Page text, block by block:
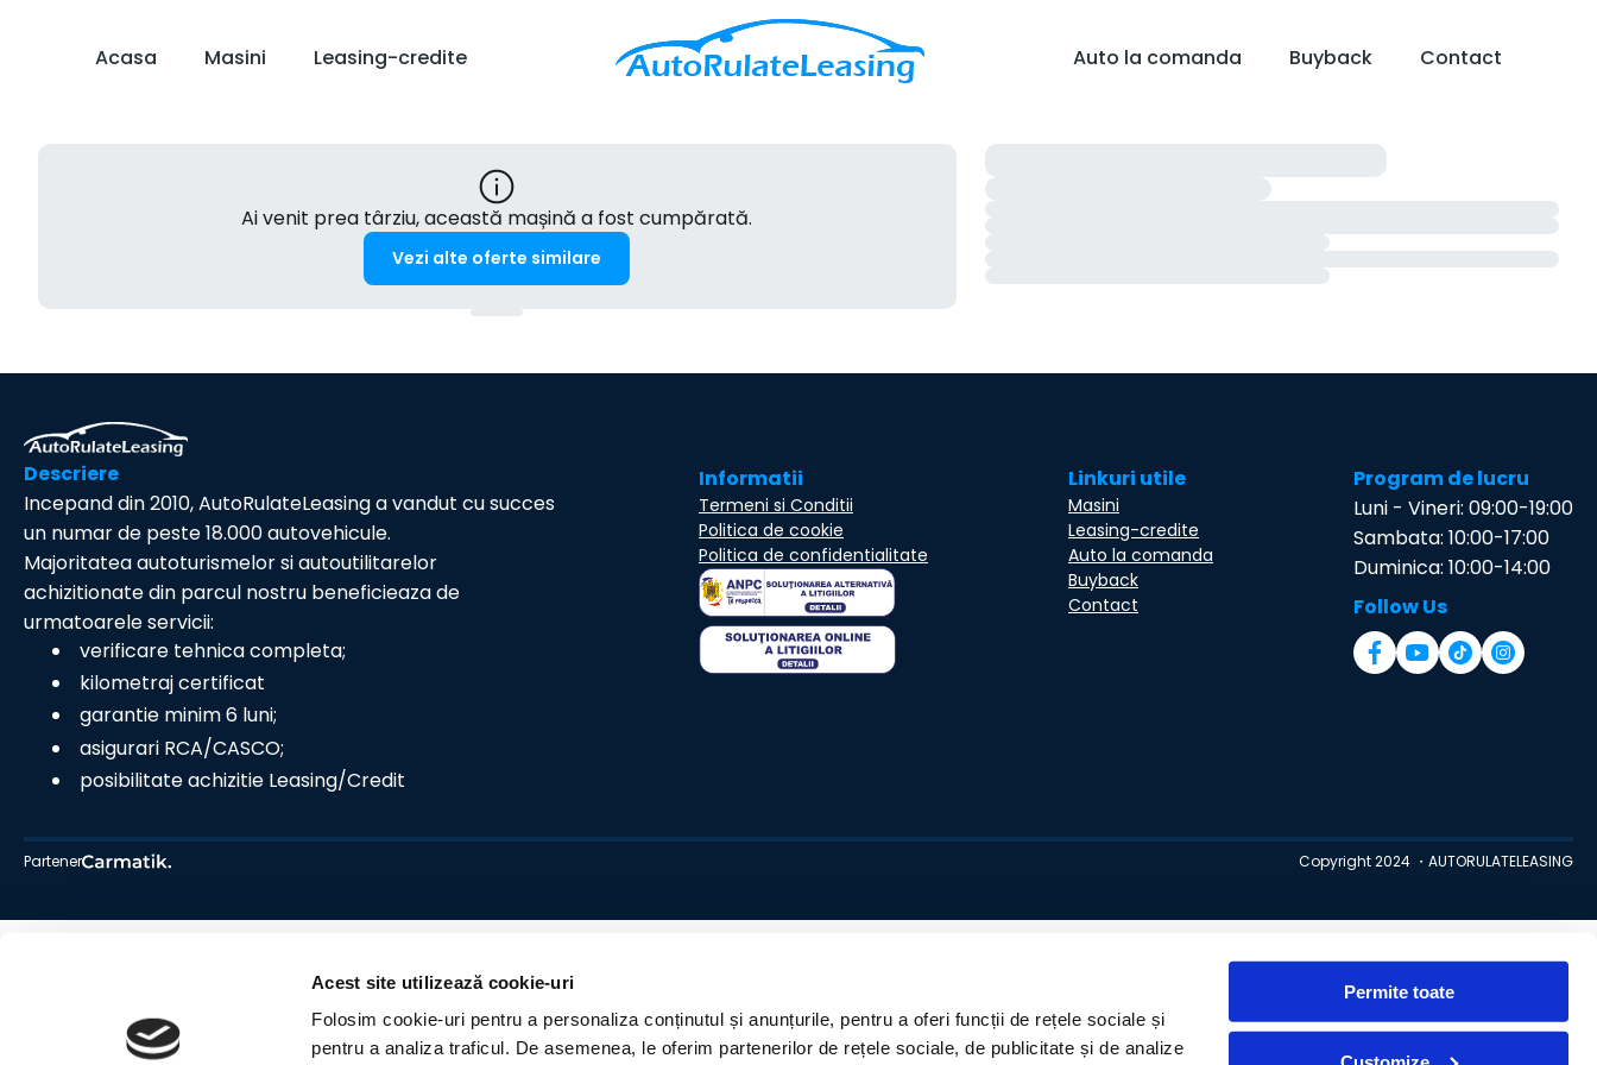
Acest site utilizează cookie-uri
Folosim cookie-uri pentru a personaliza conținutul și anunțurile, pentru a oferi funcții de rețele sociale și
pentru a analiza traficul. De asemenea, le oferim partenerilor de rețele sociale, de publicitate și de analize
Permite toate
Acasa Masini Leasing-credite Auto la comanda Buyback Contact
Ai venit prea târziu, această mașină a fost cumpărată.
Vezi alte oferte similare
Descriere
Incepand din 2010, AutoRulateLeasing a vandut cu succes
un numar de peste 18.000 autovehicule.
Majoritatea autoturismelor si autoutilitarelor
achizitionate din parcul nostru beneficieaza de
urmatoarele servicii:
verificare tehnica completa;
kilometraj certificat
garantie minim 6 luni;
asigurari RCA/CASCO;
posibilitate achizitie Leasing/Credit
Informatii
Termeni si Conditii
Politica de cookie
Politica de confidentialitate
Linkuri utile
Masini
Leasing-credite
Auto la comanda
Buyback
Contact
Program de lucru
Luni - Vineri: 09:00-19:00
Sambata: 10:00-17:00
Duminica: 10:00-14:00
Follow Us
Partener Copyright 2024 ・AUTORULATELEASING